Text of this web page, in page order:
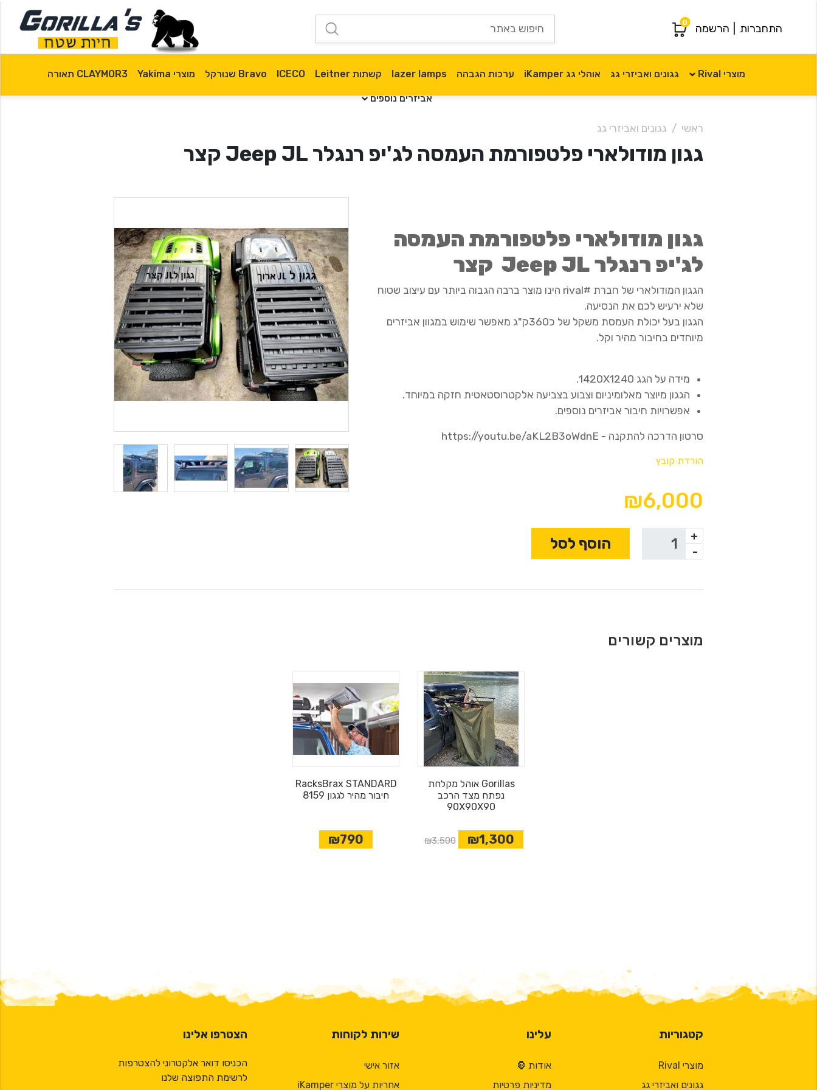
התחברות הרשמה 0
מוצרי Rival גגונים ואביזרי גג אוהלי גג iKamper ערכות הגבהה lazer lamps קשתות Leitner ICECO Bravo שנורקל מוצרי Yakima CLAYMOR3 תאורה
אביזרים נוספים
ראשי גגונים ואביזרי גג
גגון מודולארי פלטפורמת העמסה לג'יפ רנגלר Jeep JL קצר
גגון מודולארי פלטפורמת העמסה
לג'יפ רנגלר Jeep JL קצר
הגגון המודולארי של חברת #rival הינו מוצר ברבה הגבוה ביותר עם עיצוב שטוח
שלא ירעיש לכם את הנסיעה.
הגגון בעל יכולת העמסת משקל של כ360ק"ג מאפשר שימוש במגוון אביזרים
מיוחדים בחיבור מהיר וקל.
מידה על הגג 1420X1240.
הגגון מיוצר מאלומיניום וצבוע בצביעה אלקטרוסטאטית חזקה במיוחד.
אפשרויות חיבור אביזרים נוספים.
סרטון הדרכה להתקנה - https://youtu.be/aKL2B3oWdnE
הורדת קובץ
₪6,000
+
-
הוסף לסל
מוצרים קשורים
RacksBrax STANDARD
8159 חיבור מהיר לגגון
₪790
אוהל מקלחת Gorillas
נפתח מצד הרכב
90X90X90
₪3,500 ₪1,300
קטגוריות
מוצרי Rival
גגונים ואביזרי גג
עלינו
אודות 🦍
מדיניות פרטיות
שירות לקוחות
אזור אישי
אחריות על מוצרי iKamper
הצטרפו אלינו
הכניסו דואר אלקטרוני להצטרפות
לרשימת התפוצה שלנו